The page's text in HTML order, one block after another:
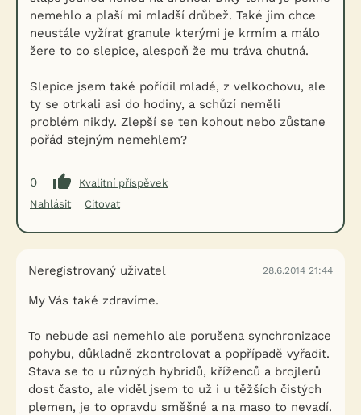
nemehlo a plaší mi mladší drůbež. Také jim chce
neustále vyžírat granule kterými je krmím a málo
žere to co slepice, alespoň že mu tráva chutná.
Slepice jsem také pořídil mladé, z velkochovu, ale
ty se otrkali asi do hodiny, a schůzí neměli
problém nikdy. Zlepší se ten kohout nebo zůstane
pořád stejným nemehlem?
0
Kvalitní příspěvek
Nahlásit
Citovat
Neregistrovaný uživatel 28.6.2014 21:44
My Vás také zdravíme.
To nebude asi nemehlo ale porušena synchronizace
pohybu, důkladně zkontrolovat a popřípadě vyřadit.
Stava se to u různých hybridů, kříženců a brojlerů
dost často, ale viděl jsem to už i u těžších čistých
plemen, je to opravdu směšné a na maso to nevadí.